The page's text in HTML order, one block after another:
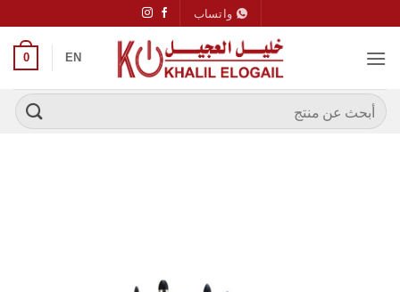
للمحتوى
واتساب
EN
0
البحث
عن: